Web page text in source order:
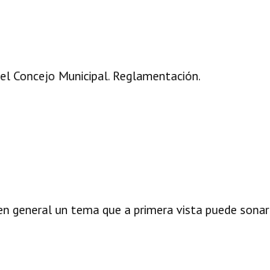
Concejo Municipal. Reglamentación.
general un tema que a primera vista puede sonar